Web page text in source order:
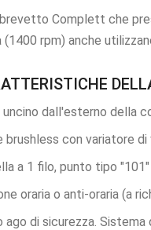
brevetto Complett che
(1400 rpm) anche
uncino dall'esterno della
brushless con variatore
a 1 filo, punto tipo
oraria o anti-oraria (a
ago di sicurezza. Sistema